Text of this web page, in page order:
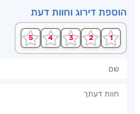
הוספת דירוג וחוות דעת